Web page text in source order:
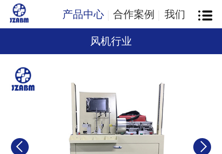
产品中心 合作案例 我们
风机行业